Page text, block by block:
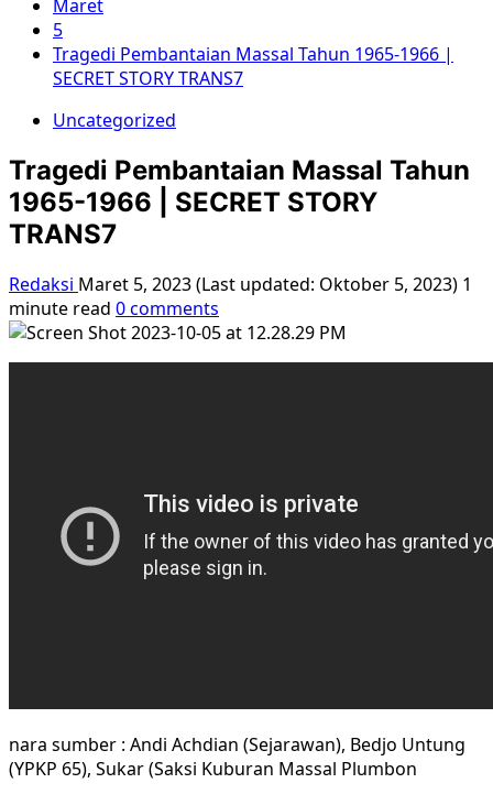
Maret
5
Tragedi Pembantaian Massal Tahun 1965-1966 |
SECRET STORY TRANS7
Uncategorized
Tragedi Pembantaian Massal Tahun
1965-1966 | SECRET STORY
TRANS7
Redaksi Maret 5, 2023 (Last updated: Oktober 5, 2023) 1
minute read 0 comments
nara sumber : Andi Achdian (Sejarawan), Bedjo Untung
(YPKP 65), Sukar (Saksi Kuburan Massal Plumbon